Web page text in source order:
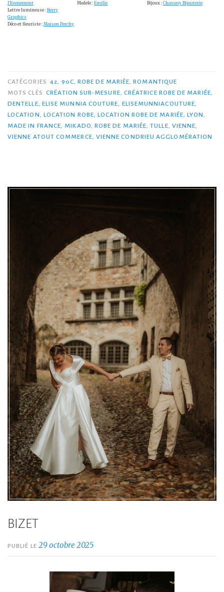
l’Evenement
Lettre lumineuse : Berry
Graphics
Déco et fleuriste : Maison Perchy
Modele :Emilie
Bijoux : Chavany Bijouterie
CATÉGORIES 42 90C ,ROBE DE MARIÉE ,ROMANTIQUE
MOTS CLÉS CRÉATION SUR-MESURE CRÉATRICE ROBE DE MARIÉE
DENTELLE ELISE MUNNIA COUTURE ELISEMUNNIACOUTURE
LOCATION
LOCATION ROBE ,LOCATION ROBE DE MARIÉE ,LYON
MADE IN FRANCE
MIKADO ROBE DE MARIÉE ,TULLE VIENNE
VIENNE ATOUT COMMERCE VIENNE CONDRIEU AGGLOMÉRATION
BIZET
PUBLIÉ LE 29 octobre 2025